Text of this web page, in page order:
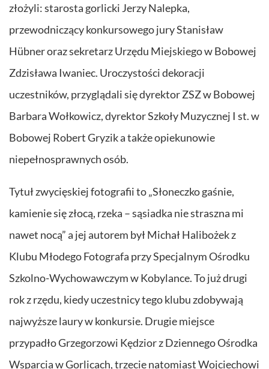
złożyli: starosta gorlicki Jerzy Nalepka,
przewodniczący konkursowego jury Stanisław
Hübner oraz sekretarz Urzędu Miejskiego w Bobowej
Zdzisława Iwaniec. Uroczystości dekoracji
uczestników, przyglądali się dyrektor ZSZ w Bobowej
Barbara Wołkowicz, dyrektor Szkoły Muzycznej I st. w
Bobowej Robert Gryzik a także opiekunowie
niepełnosprawnych osób.
Tytuł zwycięskiej fotografii to „Słoneczko gaśnie,
kamienie się złocą, rzeka – sąsiadka nie straszna mi
nawet nocą” a jej autorem był Michał Halibożek z
Klubu Młodego Fotografa przy Specjalnym Ośrodku
Szkolno-Wychowawczym w Kobylance. To już drugi
rok z rzędu, kiedy uczestnicy tego klubu zdobywają
najwyższe laury w konkursie. Drugie miejsce
przypadło Grzegorzowi Kędzior z Dziennego Ośrodka
Wsparcia w Gorlicach, trzecie natomiast Wojciechowi